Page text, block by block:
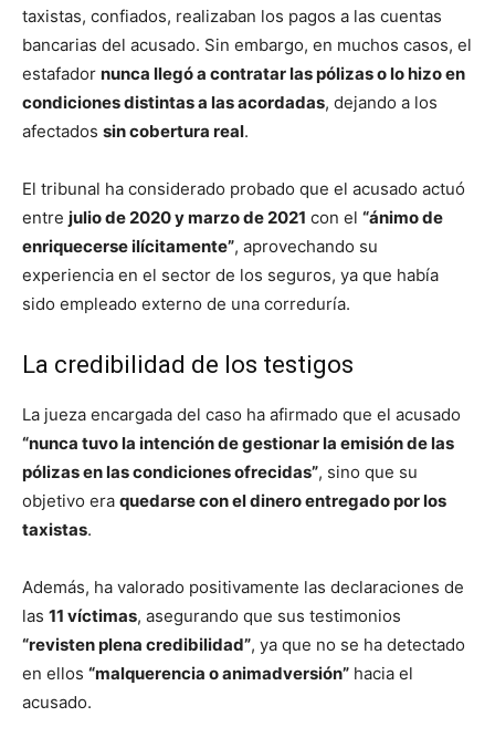
taxistas, confiados, realizaban los pagos a las cuentas
bancarias del acusado. Sin embargo, en muchos casos, el
estafador nunca llegó a contratar las pólizas o lo hizo en
condiciones distintas a las acordadas, dejando a los
afectados sin cobertura real.
El tribunal ha considerado probado que el acusado actuó
entre julio de 2020 y marzo de 2021 con el “ánimo de
enriquecerse ilícitamente”, aprovechando su
experiencia en el sector de los seguros, ya que había
sido empleado externo de una correduría.
La credibilidad de los testigos
La jueza encargada del caso ha afirmado que el acusado
“nunca tuvo la intención de gestionar la emisión de las
pólizas en las condiciones ofrecidas”, sino que su
objetivo era quedarse con el dinero entregado por los
taxistas.
Además, ha valorado positivamente las declaraciones de
las 11 víctimas, asegurando que sus testimonios
“revisten plena credibilidad”, ya que no se ha detectado
en ellos “malquerencia o animadversión” hacia el
acusado.